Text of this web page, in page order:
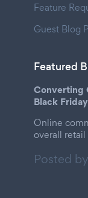
Feature
Guest Blog
Featured
Converting
Black
Online
overall retail
Posted